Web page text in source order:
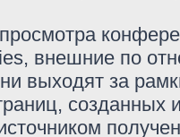
внешние по
выходят за